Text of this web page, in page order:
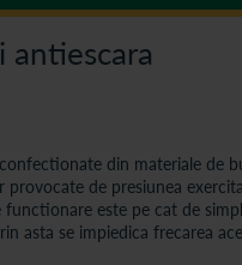
antiescara
din materiale de
provocate de presiunea
este pe cat de
asta se impiedica frecarea